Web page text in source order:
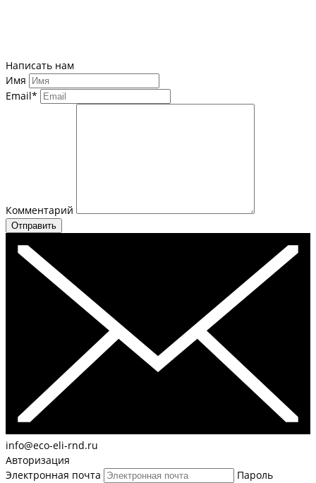
Написать нам
Имя
Email*
Комментарий
Отправить
info@eco-eli-rnd.ru
Авторизация
Электронная почта
Пароль